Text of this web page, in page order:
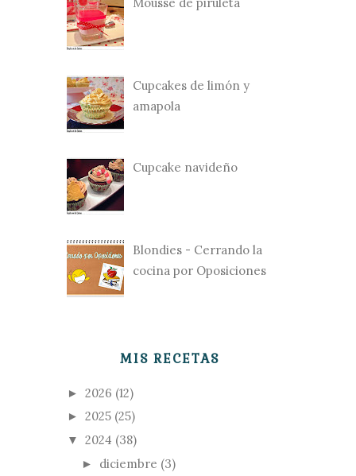
Cupcakes de limón y
amapola
Cupcake navideño
Blondies - Cerrando la
cocina por Oposiciones
MIS RECETAS
► 2026 (12)
► 2025 (25)
▼ 2024 (38)
► diciembre (3)